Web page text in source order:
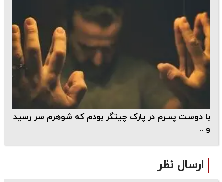
با دوست پسرم در پارک چیتگر بودم که شوهرم سر رسید
و ..
ارسال نظر